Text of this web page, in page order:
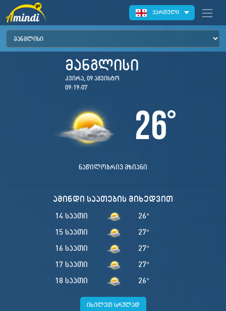
ქართული
მანგლისი
კვირა, 09 აგვისტო
09:19:08
26°
ნაწილობრივ მზიანი
ამინდი საათების მიხედვით
14 საათი 26°
15 საათი
27°
16 საათი
27°
17 საათი
27°
18 საათი
26°
იხილეთ სრულად